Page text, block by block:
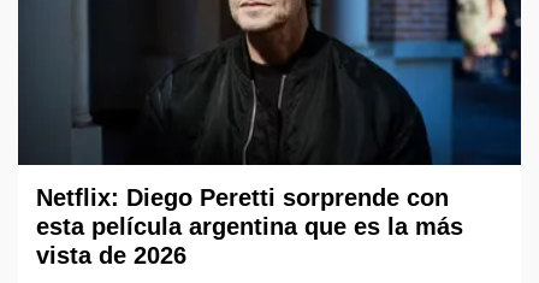
Netflix: Diego Peretti sorprende con
esta película argentina que es la más
vista de 2026